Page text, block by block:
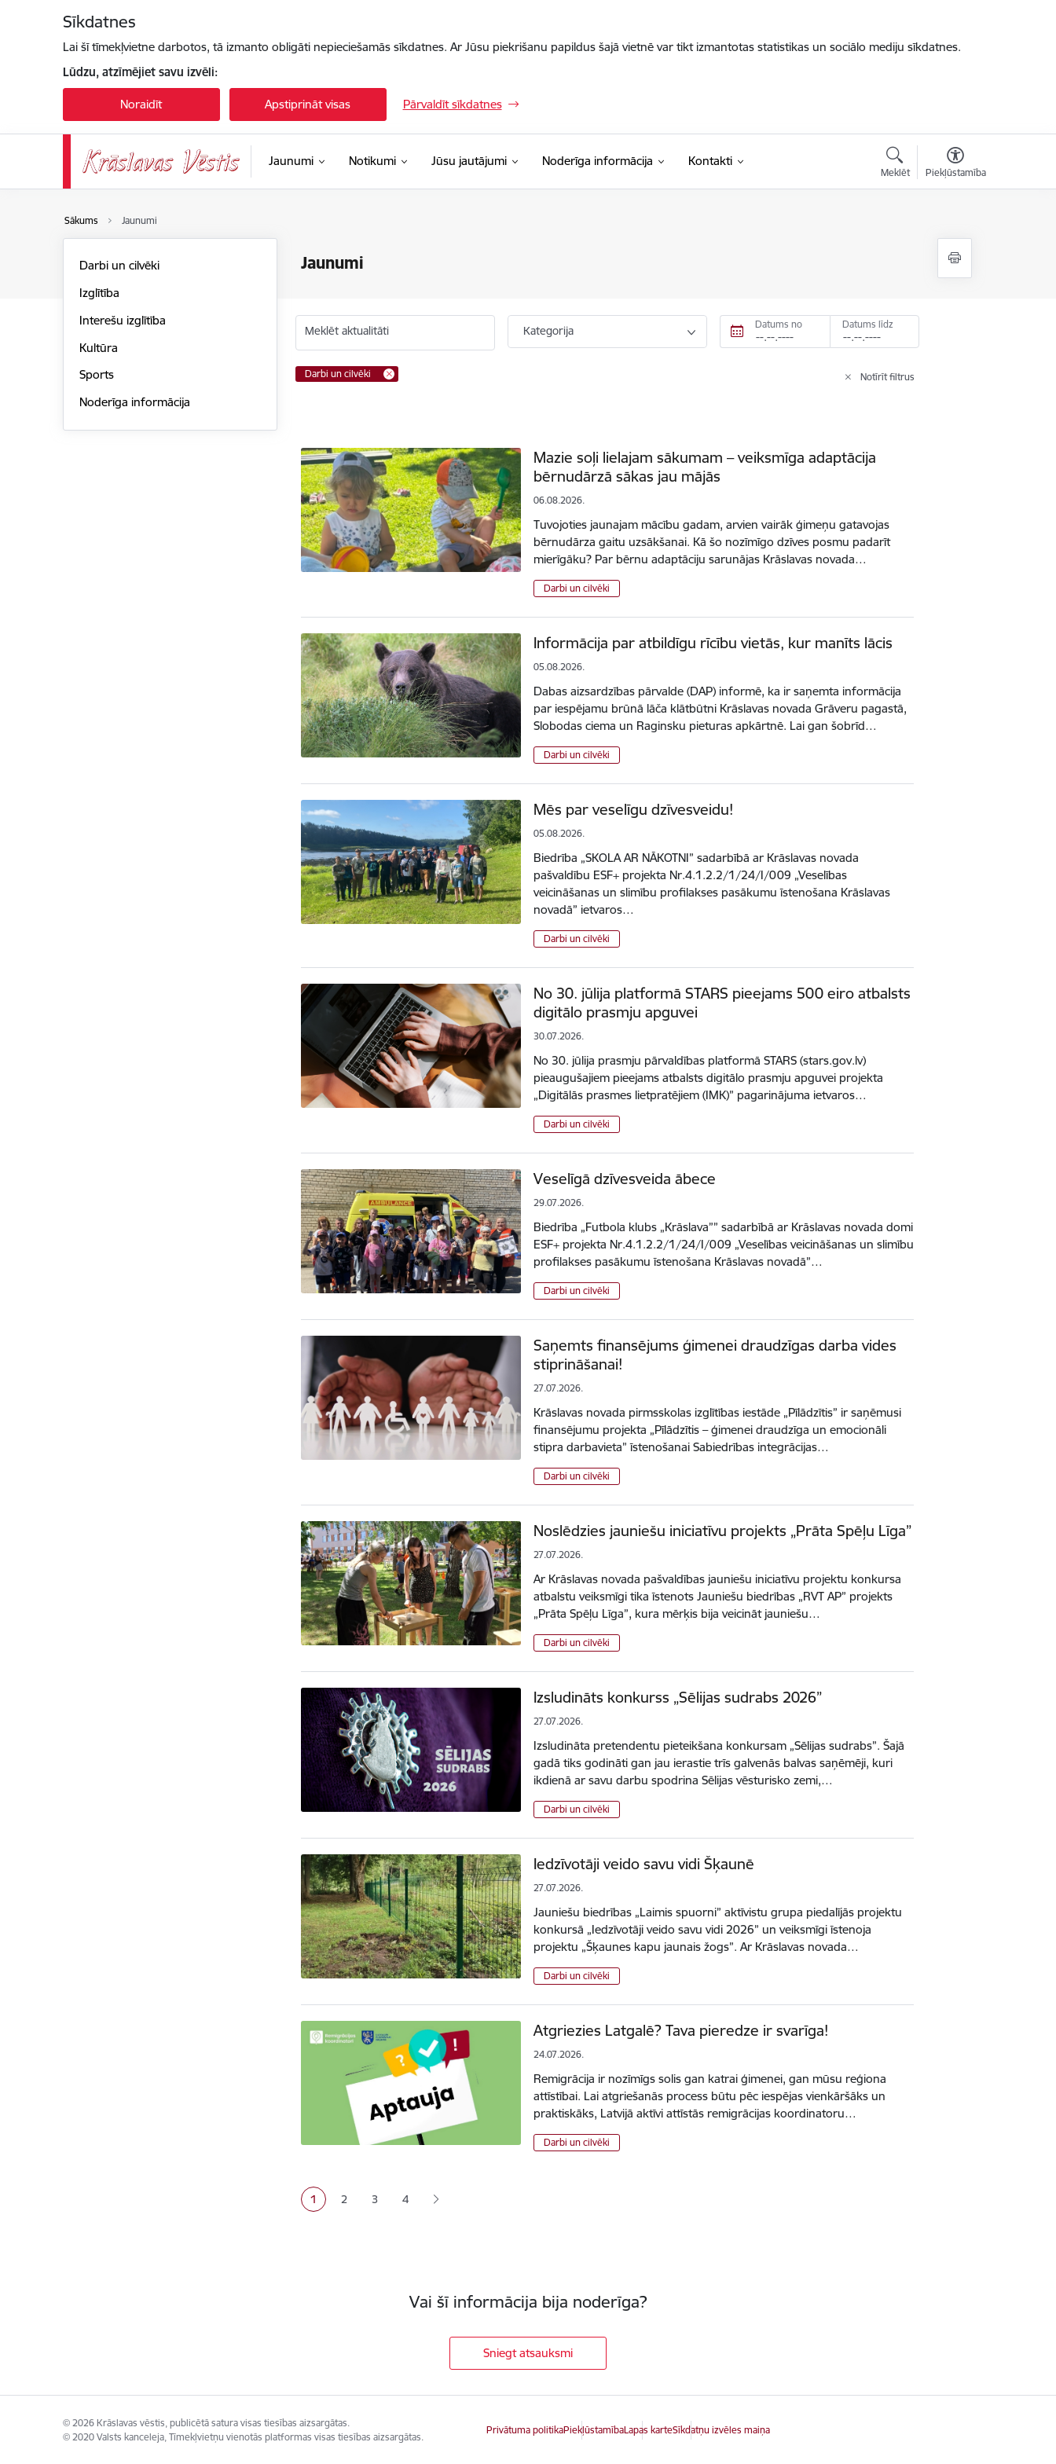
Sīkdatnes
Lai šī tīmekļvietne darbotos, tā izmanto obligāti nepieciešamās sīkdatnes. Ar Jūsu piekrišanu papildus šajā vietnē var tikt izmantotas statistikas un sociālo mediju sīkdatnes.
Lūdzu, atzīmējiet savu izvēli:
Noraidīt Apstiprināt visas Pārvaldīt sīkdatnes
Jaunumi Notikumi Jūsu jautājumi Noderīga informācija Kontakti
Meklēt Piekļūstamība
Sākums Jaunumi
Jaunumi
Darbi un cilvēki
Izglītība
Interešu izglītība
Kultūra
Sports
Noderīga informācija
Meklēt aktualitāti Kategorija Datums no Datums līdz
Darbi un cilvēki Notīrīt filtrus
Mazie soļi lielajam sākumam – veiksmīga adaptācija
bērnudārzā sākas jau mājās
06.08.2026.
Tuvojoties jaunajam mācību gadam, arvien vairāk ģimeņu gatavojas
bērnudārza gaitu uzsākšanai. Kā šo nozīmīgo dzīves posmu padarīt
mierīgāku? Par bērnu adaptāciju sarunājas Krāslavas novada…
Darbi un cilvēki
Informācija par atbildīgu rīcību vietās, kur manīts lācis
05.08.2026.
Dabas aizsardzības pārvalde (DAP) informē, ka ir saņemta informācija
par iespējamu brūnā lāča klātbūtni Krāslavas novada Grāveru pagastā,
Slobodas ciema un Raginsku pieturas apkārtnē. Lai gan šobrīd…
Darbi un cilvēki
Mēs par veselīgu dzīvesveidu!
05.08.2026.
Biedrība „SKOLA AR NĀKOTNI” sadarbībā ar Krāslavas novada
pašvaldību ESF+ projekta Nr.4.1.2.2/1/24/I/009 „Veselības
veicināšanas un slimību profilakses pasākumu īstenošana Krāslavas
novadā” ietvaros…
Darbi un cilvēki
No 30. jūlija platformā STARS pieejams 500 eiro atbalsts
digitālo prasmju apguvei
30.07.2026.
No 30. jūlija prasmju pārvaldības platformā STARS (stars.gov.lv)
pieaugušajiem pieejams atbalsts digitālo prasmju apguvei projekta
„Digitālās prasmes lietpratējiem (IMK)” pagarinājuma ietvaros…
Darbi un cilvēki
Veselīgā dzīvesveida ābece
29.07.2026.
Biedrība „Futbola klubs „Krāslava”” sadarbībā ar Krāslavas novada domi
ESF+ projekta Nr.4.1.2.2/1/24/I/009 „Veselības veicināšanas un slimību
profilakses pasākumu īstenošana Krāslavas novadā”…
Darbi un cilvēki
Saņemts finansējums ģimenei draudzīgas darba vides
stiprināšanai!
27.07.2026.
Krāslavas novada pirmsskolas izglītības iestāde „Pīlādzītis” ir saņēmusi
finansējumu projekta „Pīlādzītis – ģimenei draudzīga un emocionāli
stipra darbavieta” īstenošanai Sabiedrības integrācijas…
Darbi un cilvēki
Noslēdzies jauniešu iniciatīvu projekts „Prāta Spēļu Līga”
27.07.2026.
Ar Krāslavas novada pašvaldības jauniešu iniciatīvu projektu konkursa
atbalstu veiksmīgi tika īstenots Jauniešu biedrības „RVT AP” projekts
„Prāta Spēļu Līga”, kura mērķis bija veicināt jauniešu…
Darbi un cilvēki
Izsludināts konkurss „Sēlijas sudrabs 2026”
27.07.2026.
Izsludināta pretendentu pieteikšana konkursam „Sēlijas sudrabs”. Šajā
gadā tiks godināti gan jau ierastie trīs galvenās balvas saņēmēji, kuri
ikdienā ar savu darbu spodrina Sēlijas vēsturisko zemi,…
Darbi un cilvēki
Iedzīvotāji veido savu vidi Šķaunē
27.07.2026.
Jauniešu biedrības „Laimis spuorni” aktīvistu grupa piedalījās projektu
konkursā „Iedzīvotāji veido savu vidi 2026” un veiksmīgi īstenoja
projektu „Šķaunes kapu jaunais žogs”. Ar Krāslavas novada…
Darbi un cilvēki
Atgriezies Latgalē? Tava pieredze ir svarīga!
24.07.2026.
Remigrācija ir nozīmīgs solis gan katrai ģimenei, gan mūsu reģiona
attīstībai. Lai atgriešanās process būtu pēc iespējas vienkāršāks un
praktiskāks, Latvijā aktīvi attīstās remigrācijas koordinatoru…
Darbi un cilvēki
Pašreizējā lapa
1 Lapa
2 Lapa
3 Lapa
4
Vai šī informācija bija noderīga?
Sniegt atsauksmi
© 2026 Krāslavas vēstis, publicētā satura visas tiesības aizsargātas.
© 2020 Valsts kanceleja, Tīmekļvietņu vienotās platformas visas tiesības aizsargātas.
Privātuma politikaPiekļūstamībaLapas karteSīkdatņu izvēles maiņa